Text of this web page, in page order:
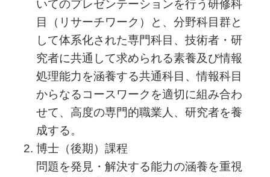
いてのプレゼンテーションを行う研修科
目（リサーチワーク）と、分野科目群と
して体系化された専門科目、技術者・研
究者に共通して求められる素養及び情報
処理能力を涵養する共通科目、情報科目
からなるコースワークを適切に組み合わ
せて、高度の専門的職業人、研究者を養
成する。
博士（後期）課程
問題を発見・解決する能力の涵養を重視